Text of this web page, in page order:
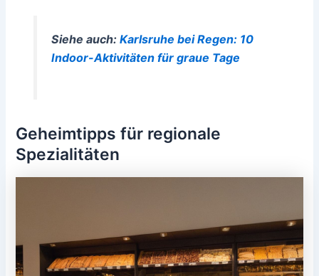
Siehe auch: Karlsruhe bei Regen: 10
Indoor-Aktivitäten für graue Tage
Geheimtipps für regionale
Spezialitäten